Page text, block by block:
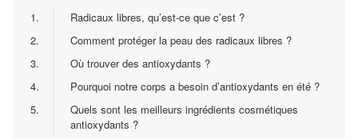
1.
Radicaux libres, qu’est-ce que c’est ?
2.
Comment protéger la peau des radicaux libres ?
3.
Où trouver des antioxydants ?
4.
Pourquoi notre corps a besoin d’antioxydants en été ?
5.
Quels sont les meilleurs ingrédients cosmétiques
antioxydants ?